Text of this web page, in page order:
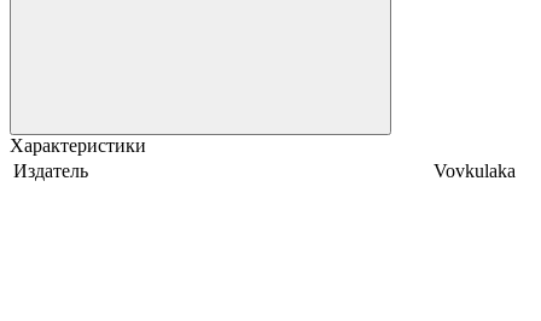
Характеристики
Издатель
Vovkulaka